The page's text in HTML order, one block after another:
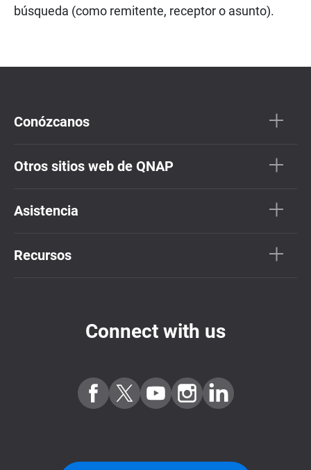
búsqueda (como remitente, receptor o asunto).
Conózcanos
Otros sitios web de QNAP
Asistencia
Recursos
Connect with us